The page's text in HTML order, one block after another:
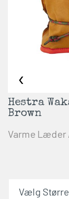
‹
Hestra
Brown
Varme Læder